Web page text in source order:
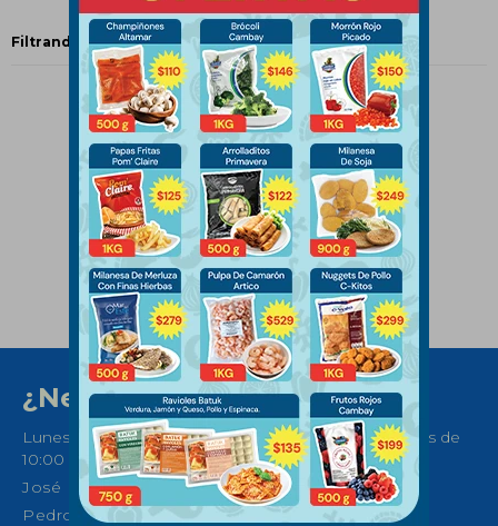
Filtrando por: Da Gusto
¿Necesitas ayuda?
Lunes a Sábados de 08:30 a 21:00 horas y Domingos de
10:00 a 14:00
José Ellauri 558, Montevideo
Pedro Fco. Berro 1039, Montevideo